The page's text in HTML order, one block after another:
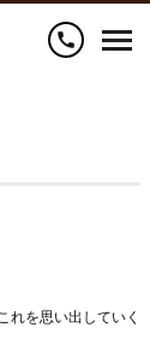
call
れを思い出していく